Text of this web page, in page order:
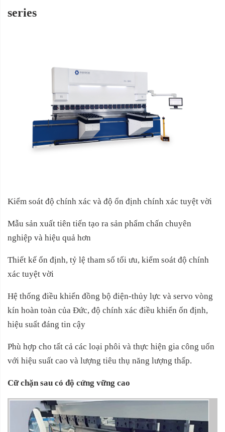
series
Kiểm soát độ chính xác và độ ổn định chính xác tuyệt vời
Mẫu sản xuất tiên tiến tạo ra sản phẩm chấn chuyên
nghiệp và hiệu quả hơn
Thiết kế ổn định, tỷ lệ tham số tối ưu, kiểm soát độ chính
xác tuyệt vời
Hệ thống điều khiển đồng bộ điện-thủy lực và servo vòng
kín hoàn toàn của Đức, độ chính xác điều khiển ổn định,
hiệu suất đáng tin cậy
Phù hợp cho tất cả các loại phôi và thực hiện gia công uốn
với hiệu suất cao và lượng tiêu thụ năng lượng thấp.
Cữ chặn sau có độ cứng vững cao